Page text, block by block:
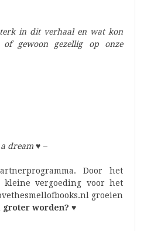
in dit verhaal en wat kon
of gewoon gezellig op onze
dream ♥ –
Door het
vergoeding voor het
groeien
worden? ♥